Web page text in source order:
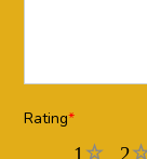
Rating*
2
1